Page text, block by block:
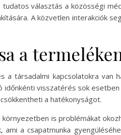
választás a közösségi
A közvetlen interakciók
a
társadalmi kapcsolatokra van
visszatérés sok
a hatékonyságot.
is problémákat
a csapatmunka